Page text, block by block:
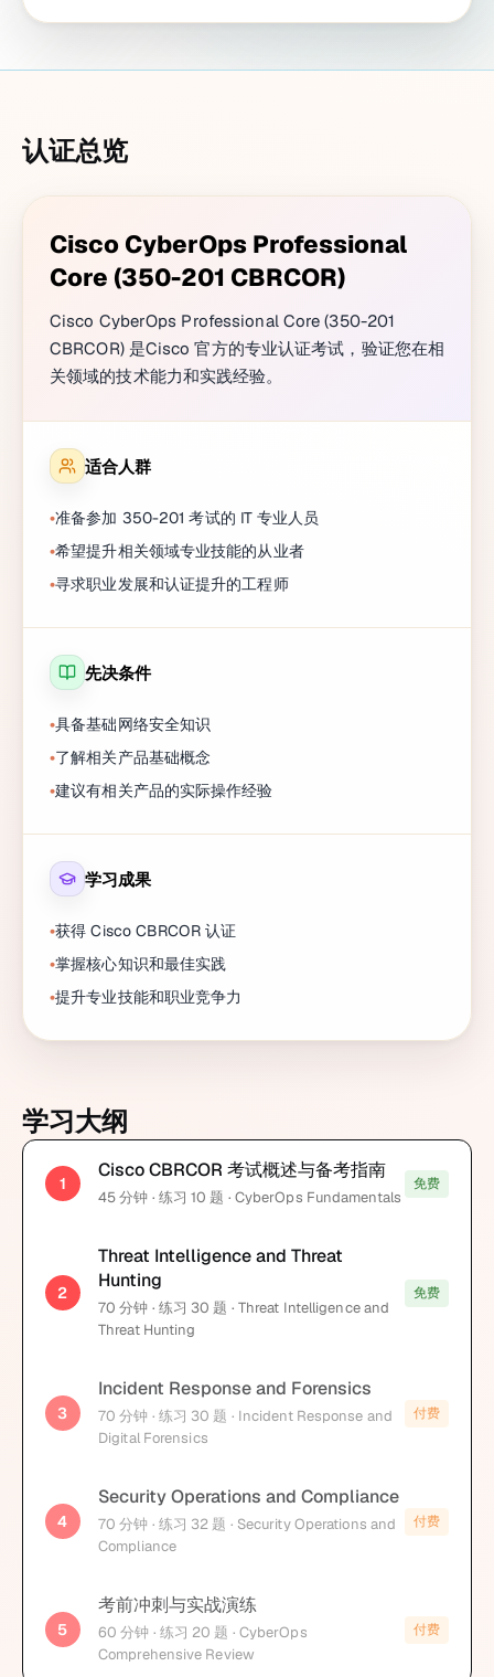
认证总览
Cisco CyberOps Professional
Core (350-201 CBRCOR)
Cisco CyberOps Professional Core (350-201
CBRCOR) 是Cisco 官方的专业认证考试，验证您在相
关领域的技术能力和实践经验。
适合人群
准备参加 350-201 考试的 IT 专业人员
希望提升相关领域专业技能的从业者
寻求职业发展和认证提升的工程师
先决条件
具备基础网络安全知识
了解相关产品基础概念
建议有相关产品的实际操作经验
学习成果
获得 Cisco CBRCOR 认证
掌握核心知识和最佳实践
提升专业技能和职业竞争力
学习大纲
1
Cisco CBRCOR 考试概述与备考指南
45分钟 · 练习 10 题 · CyberOps Fundamentals
免费
2
Threat Intelligence and Threat
Hunting
70 分钟 · 练习 30 题 · Threat Intelligence and
Threat Hunting
免费
3
Incident Response and Forensics
70 分钟 · 练习 30 题 · Incident Response and
Digital Forensics
付费
4
Security Operations and Compliance
70 分钟 · 练习 32 题 · Security Operations and
Compliance
付费
5
考前冲刺与实战演练
60 分钟 · 练习 20 题 · CyberOps
Comprehensive Review
付费